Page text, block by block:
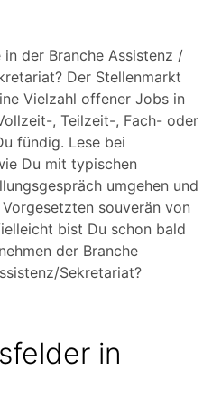
der Branche Assistenz /
Der Stellenmarkt
Vielzahl offener Jobs in
, Teilzeit-, Fach- oder
fündig. Lese bei
Du mit typischen
umgehen und
souverän von
bist Du schon bald
der Branche
Sekretariat?
in